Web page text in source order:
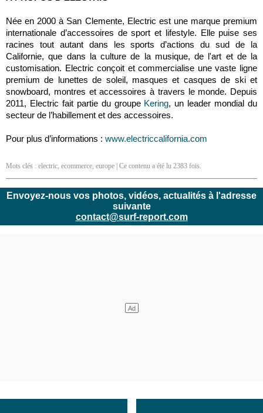
Née en 2000 à San Clemente, Electric est une marque premium
internationale d’accessoires de sport et lifestyle. Elle puise ses
racines tout autant dans les sports d’actions du sud de la
Californie, que dans la culture de la musique, de l'art et de la
customisation. Electric conçoit et commercialise une vaste ligne
premium de lunettes de soleil, masques et casques de ski et
snowboard, montres et accessoires à travers le monde. Depuis
2011, Electric fait partie du groupe Kering, un leader mondial du
secteur de l’habillement et des accessoires.
Pour plus d’informations : www.electriccalifornia.com
Mots clés : electric, ecommerce, europe | Ce contenu a été lu 2383 fois.
Envoyez-nous vos photos, vidéos, actualités à l'adresse
suivante
contact@surf-report.com